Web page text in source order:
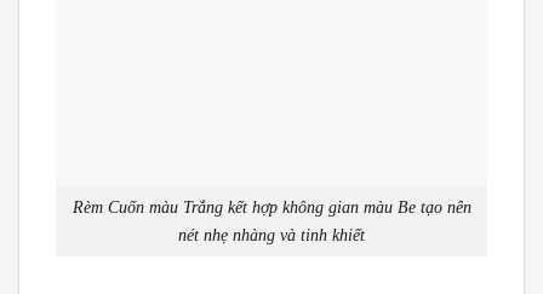
Rèm Cuốn màu Trắng kết hợp không gian màu Be tạo nên
nét nhẹ nhàng và tinh khiết